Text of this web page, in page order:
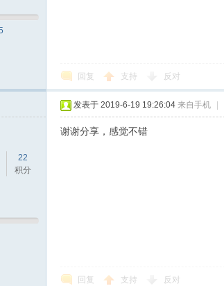
回复 支持 反对
22
积分
发表于 2019-6-19 19:26:04 来自手机
谢谢分享，感觉不错
回复 支持 反对